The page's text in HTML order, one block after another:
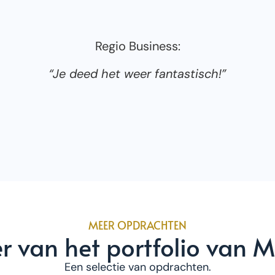
Regio Business:
“Je deed het weer fantastisch!”
MEER OPDRACHTEN
van het portfolio van
Een selectie van opdrachten.